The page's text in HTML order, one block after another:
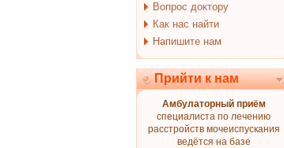
Вопрос доктору
Как нас найти
Напишите нам
Прийти к нам
Амбулаторный приём
специалиста по лечению
расстройств мочеиспускания
ведётся на базе